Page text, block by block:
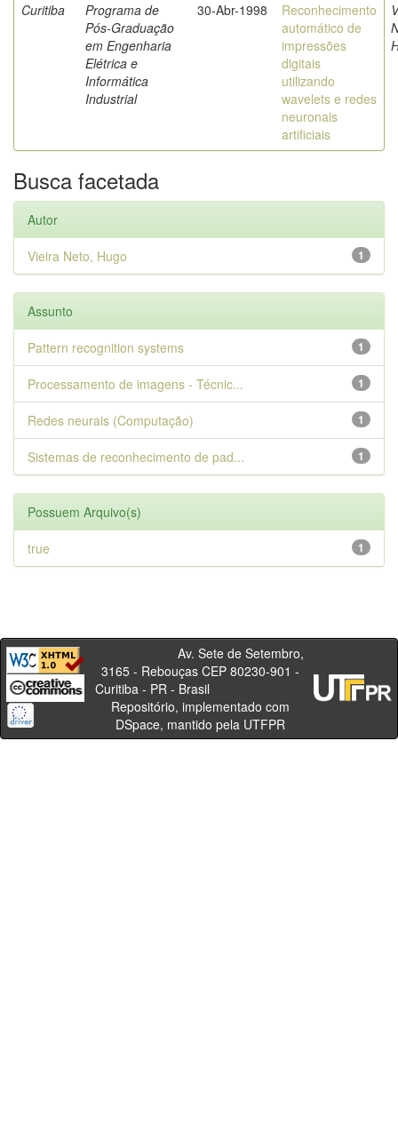
Curitiba
Programa de
Pós-Graduação
em Engenharia
Elétrica e
Informática
Industrial
30-Abr-1998
Reconhecimento
automático de
impressões
digitais
utilizando
wavelets e redes
neuronais
artificiais
Busca facetada
Autor
1
Vieira Neto, Hugo
Assunto
1
Pattern recognition systems
1
Processamento de imagens - Técnic...
1
Redes neurais (Computação)
1
Sistemas de reconhecimento de pad...
Possuem Arquivo(s)
1
true
Av. Sete de Setembro,
3165 - Rebouças CEP 80230-901 -
Curitiba - PR - Brasil
Repositório, implementado com
DSpace, mantido pela UTFPR